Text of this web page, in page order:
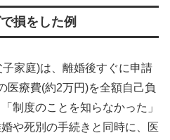
損をした例
家庭)は、離婚後すぐに申請
医療費(約2万円)を全額自己負
制度のことを知らなかった」
や死別の手続きと同時に、医